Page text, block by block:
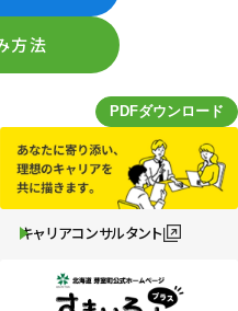
方法
キャリアコンサルタント